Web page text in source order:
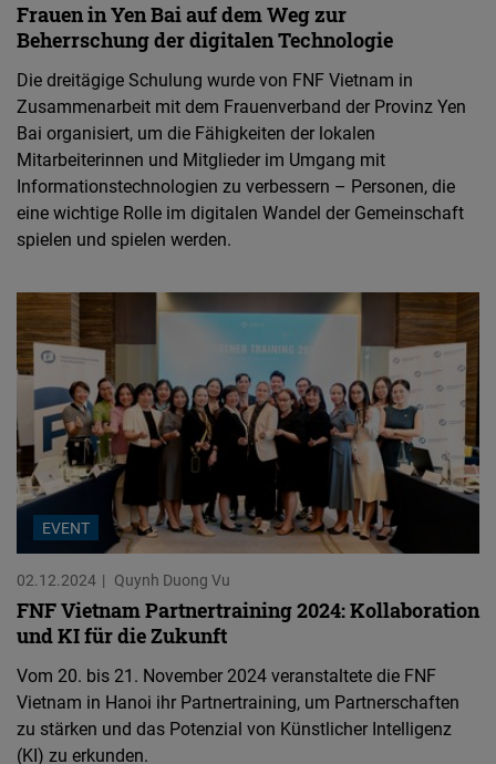
Frauen in Yen Bai auf dem Weg zur
Beherrschung der digitalen Technologie
Die dreitägige Schulung wurde von FNF Vietnam in
Zusammenarbeit mit dem Frauenverband der Provinz Yen
Bai organisiert, um die Fähigkeiten der lokalen
Mitarbeiterinnen und Mitglieder im Umgang mit
Informationstechnologien zu verbessern – Personen, die
eine wichtige Rolle im digitalen Wandel der Gemeinschaft
spielen und spielen werden.
EVENT
02.12.2024 Quynh Duong Vu
FNF Vietnam Partnertraining 2024: Kollaboration
und KI für die Zukunft
Vom 20. bis 21. November 2024 veranstaltete die FNF
Vietnam in Hanoi ihr Partnertraining, um Partnerschaften
zu stärken und das Potenzial von Künstlicher Intelligenz
(KI) zu erkunden.